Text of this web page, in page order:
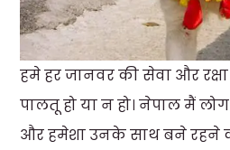
हमे हर जानवर की सेवा और
पालतू हो या न हो। नेपाल मैं
और हमेशा उनके साथ बने रहने